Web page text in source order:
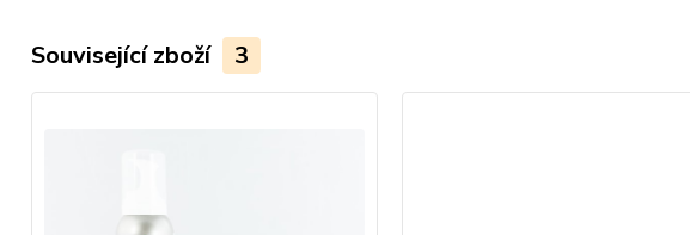
Související zboží 3